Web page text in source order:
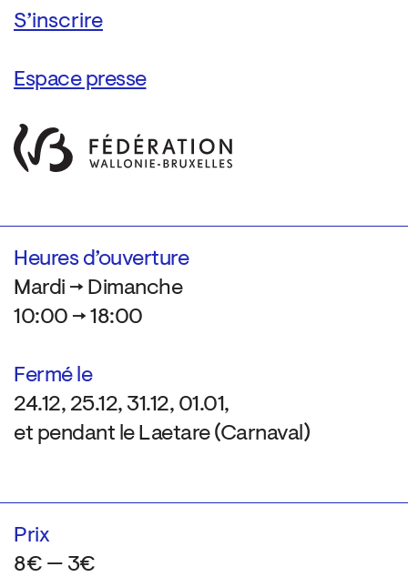
Espace presse
Heures d’ouverture
Mardi → Dimanche
10:00 → 18:00
Fermé le
24.12, 25.12, 31.12, 01.01,
et pendant le Laetare (Carnaval)
Prix
8€ — 3€